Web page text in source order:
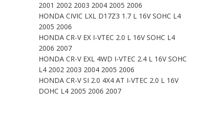
2001 2002 2003 2004 2005 2006
HONDA CIVIC LXL D17Z3 1.7 L 16V SOHC L4
2005 2006
HONDA CR-V EX I-VTEC 2.0 L 16V SOHC L4
2006 2007
HONDA CR-V EXL 4WD I-VTEC 2.4 L 16V SOHC
L4 2002 2003 2004 2005 2006
HONDA CR-V SI 2.0 4X4 AT I-VTEC 2.0 L 16V
DOHC L4 2005 2006 2007